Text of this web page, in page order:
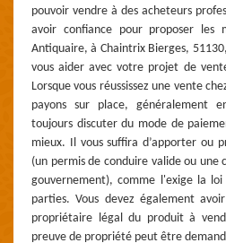
pouvoir vendre à des acheteurs
avoir confiance pour proposer les
Antiquaire, à Chaintrix Bierges,
vous aider avec votre projet de
Lorsque vous réussissez une vente
payons sur place, généralement
toujours discuter du mode de
mieux. Il vous suffira d’apporter ou
(un permis de conduire valide ou
gouvernement), comme l'exige la
parties. Vous devez également
propriétaire légal du produit à
preuve de propriété peut être